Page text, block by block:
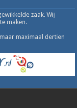
zaak. Wij
maken.
maximaal dertien